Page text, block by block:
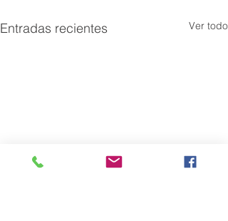
Entradas recientes Ver todo